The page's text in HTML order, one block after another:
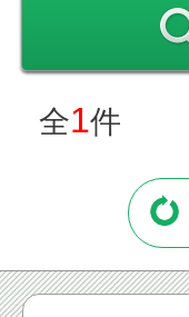
全1件